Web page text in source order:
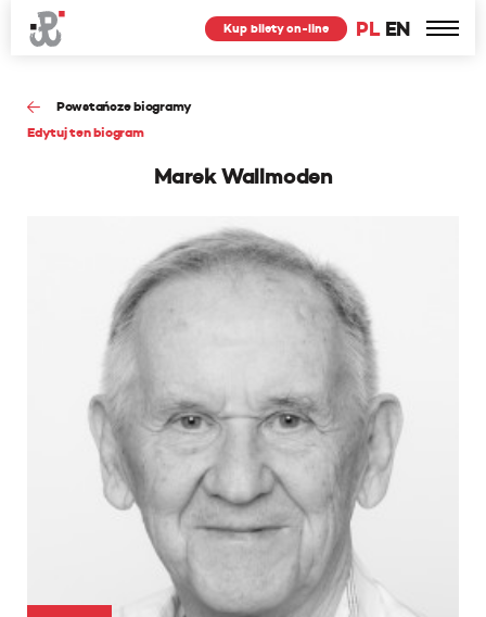
PL EN
Kup bilety on-line
Powstańcze biogramy
Edytuj ten biogram
Marek Wallmoden